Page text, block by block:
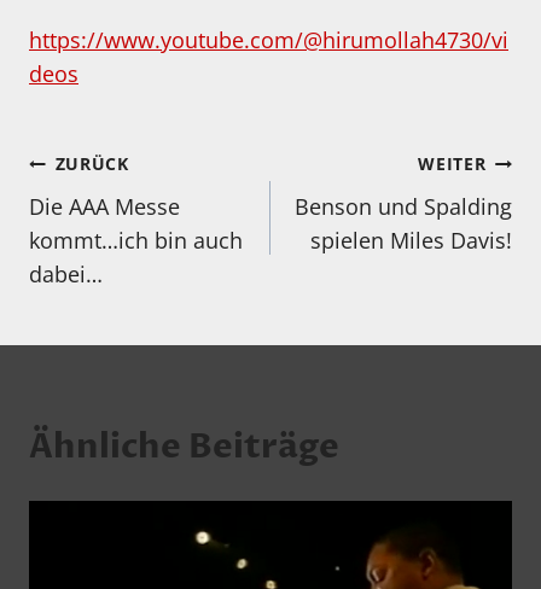
https://www.youtube.com/@hirumollah4730/vi
deos
Beitragsnavigation
ZURÜCK
Die AAA Messe
kommt…ich bin auch
dabei…
WEITER
Benson und Spalding
spielen Miles Davis!
Ähnliche Beiträge